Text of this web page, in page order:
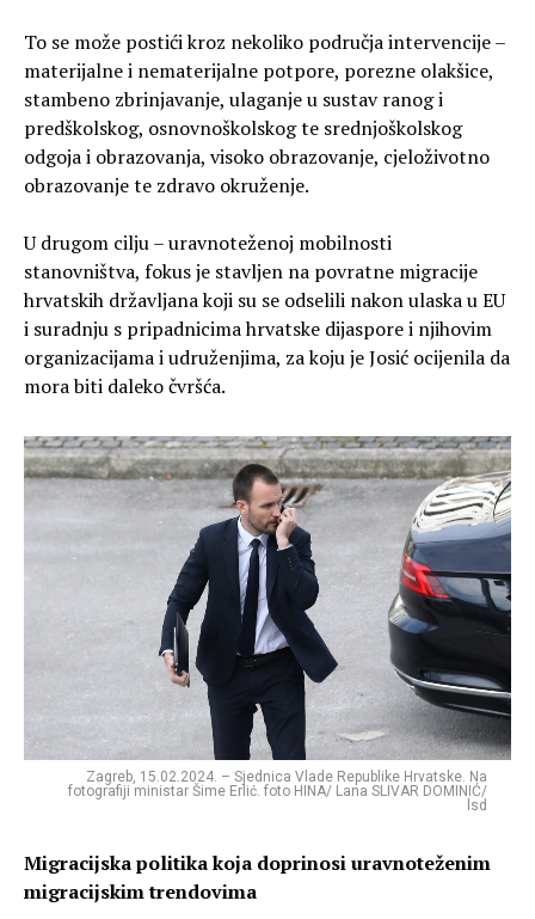
To se može postići kroz nekoliko područja intervencije –
materijalne i nematerijalne potpore, porezne olakšice,
stambeno zbrinjavanje, ulaganje u sustav ranog i
predškolskog, osnovnoškolskog te srednjoškolskog
odgoja i obrazovanja, visoko obrazovanje, cjeloživotno
obrazovanje te zdravo okruženje.
U drugom cilju – uravnoteženoj mobilnosti
stanovništva, fokus je stavljen na povratne migracije
hrvatskih državljana koji su se odselili nakon ulaska u EU
i suradnju s pripadnicima hrvatske dijaspore i njihovim
organizacijama i udruženjima, za koju je Josić ocijenila da
mora biti daleko čvršća.
Zagreb, 15.02.2024. – Sjednica Vlade Republike Hrvatske. Na
fotografiji ministar Šime Erlić. foto HINA/ Lana SLIVAR DOMINIĆ/
lsd
Migracijska politika koja doprinosi uravnoteženim
migracijskim trendovima